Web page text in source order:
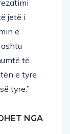
jetë i
e
të
e tyre
tyre.”
NGA